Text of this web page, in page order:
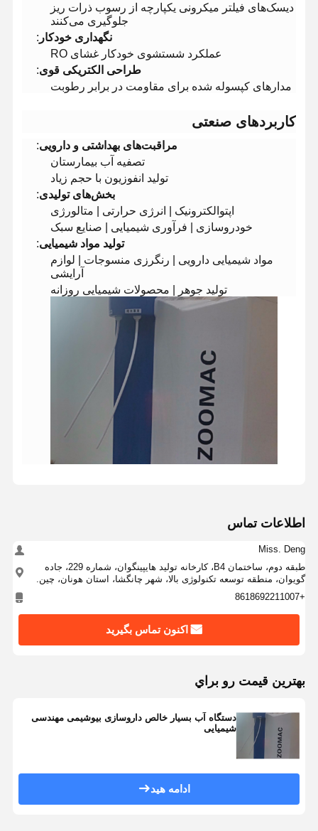
بازدید از
کارخانه
بگیرید
موارد
درخواست نقل
دستگاه آب فوق خالص
سیستم تصفیه آب فوق خالص
تجهیزات آب فوق خالص
دیسک‌های فیلتر میکرونی یکپارچه از رسوب ذرات ریز
جلوگیری می‌کنند
​نگهداری خودکار​ ​:
عملکرد شستشوی خودکار غشای RO
​طراحی الکتریکی قوی​​:
مدارهای کپسوله شده برای مقاومت در برابر رطوبت
​کاربردهای صنعتی​
​مراقبت‌های بهداشتی و دارویی​​:
تصفیه آب بیمارستان
تولید انفوزیون با حجم زیاد
​بخش‌های تولیدی​​:
اپتوالکترونیک | انرژی حرارتی | متالورژی
خودروسازی | فرآوری شیمیایی | صنایع سبک
​تولید مواد شیمیایی​​:
مواد شیمیایی دارویی | رنگرزی منسوجات | لوازم
آرایشی
تولید جوهر | محصولات شیمیایی روزانه
اطلاعات تماس
Miss. Deng
طبقه دوم، ساختمان B4، کارخانه تولید هایپینگوان، شماره 229، جاده
گویوان، منطقه توسعه تکنولوژی بالا، شهر چانگشا، استان هونان، چین.
+8618692211007
اکنون تماس بگیرید
بهترين قيمت رو براي
دستگاه آب بسیار خالص داروسازی بیوشیمی مهندسی
شیمیایی
ادامه هید